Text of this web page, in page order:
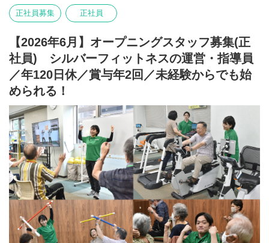
・ご利用者様への介護予防運動の指導、誘導、見守り
・入浴介助
・通所者および通所希望者との相談
・ケアマネージャーとの連携
・ご利用者様の個別計画書作成および評価
・館内清掃、設備メンテナンス
・その他店舗運営業務 など
複数名に対してのグループレッスン（ストレッチ、脳トレ）や、
1対1の個別指導（機能訓練、マシントレーニング）を行います。
【1日の流れ】
▽お迎え：ワゴン車で決まったルートを運転し、ご利用者様のご
自宅までお迎え。
▽健康チェック：ご利用者様の血圧・脈拍・体調などを確認し、
体調に合わせたプログラムを決定。
▽準備運動・ストレッチ：認知症予防のための「脳トレ」も取り
入れながらウォームアップ。
正社員募集 正社員
【2026年6月】オープニングスタッフ募集(正
社員) シルバーフィットネスの運営・指導員
／年120日休／賞与年2回／未経験からでも始
められる！